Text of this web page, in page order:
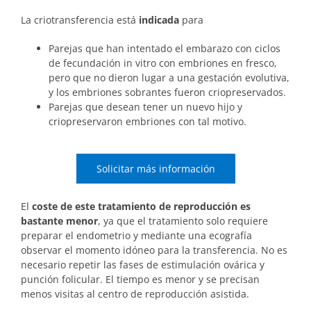
La criotransferencia está indicada para
Parejas que han intentado el embarazo con ciclos
de fecundación in vitro con embriones en fresco,
pero que no dieron lugar a una gestación evolutiva,
y los embriones sobrantes fueron criopreservados.
Parejas que desean tener un nuevo hijo y
criopreservaron embriones con tal motivo.
Solicitar más información
El coste de este tratamiento de reproducción es
bastante menor, ya que el tratamiento solo requiere
preparar el endometrio y mediante una ecografía
observar el momento idóneo para la transferencia. No es
necesario repetir las fases de estimulación ovárica y
punción folicular. El tiempo es menor y se precisan
menos visitas al centro de reproducción asistida.